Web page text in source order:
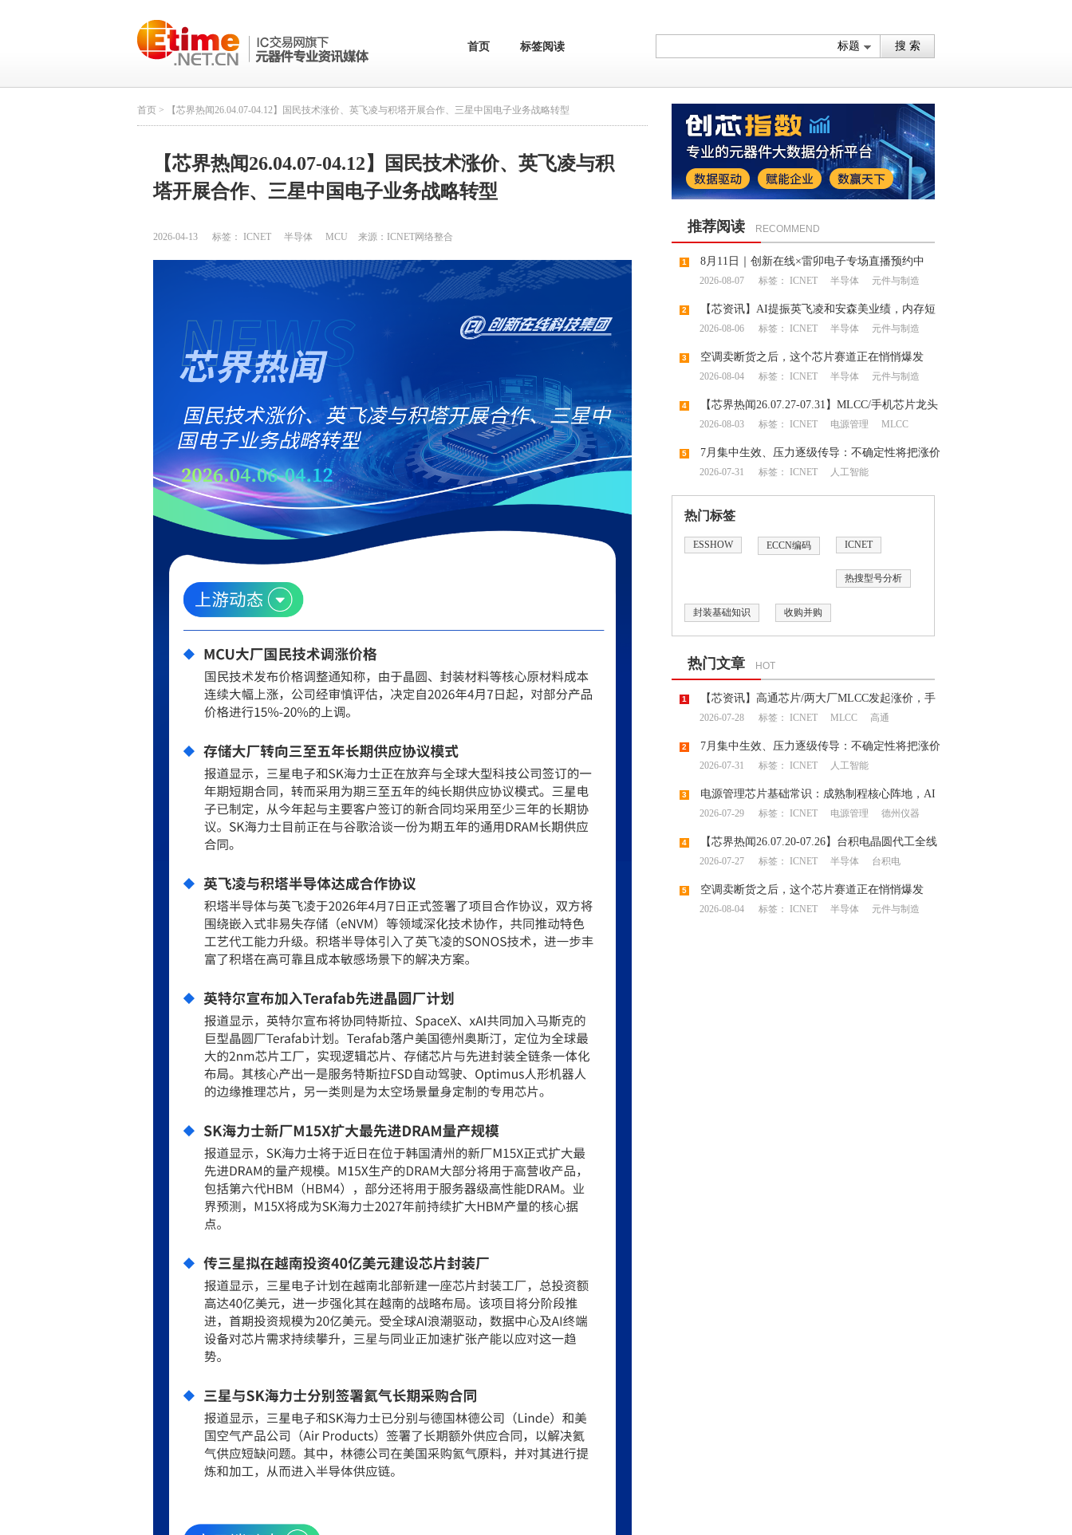
首页 标签阅读
首页 > 【芯界热闻26.04.07-04.12】国民技术涨价、英飞凌与积塔开展合作、三星中国电子业务战略转型
【芯界热闻26.04.07-04.12】国民技术涨价、英飞凌与积
塔开展合作、三星中国电子业务战略转型
2026-04-13 标签： ICNET 半导体 MCU 来源： ICNET网络整合
推荐阅读 RECOMMEND
1 8月11日｜创新在线×雷卯电子专场直播预约中
2026-08-07 标签： ICNET 半导体 元件与制造
2
【芯资讯】AI提振英飞凌和安森美业绩，内存短
缺预期延续至明年
2026-08-06 标签： ICNET 半导体 元件与制造
3 空调卖断货之后，这个芯片赛道正在悄悄爆发
2026-08-04 标签： ICNET 半导体 元件与制造
4
【芯界热闻26.07.27-07.31】MLCC/手机芯片龙头
领涨，地震牵动成熟制程半导体供应链
2026-08-03 标签： ICNET 电源管理 MLCC
5
7月集中生效、压力逐级传导：不确定性将把涨价
潮带向何处？
2026-07-31 标签： ICNET 人工智能
热门标签
ESSHOW ECCN编码 ICNET
热搜型号分析
封装基础知识 收购并购
热门文章 HOT
1
【芯资讯】高通芯片/两大厂MLCC发起涨价，手
机供应链产生上下游博弈
2026-07-28 标签： ICNET MLCC 高通
2
7月集中生效、压力逐级传导：不确定性将把涨价
潮带向何处？
2026-07-31 标签： ICNET 人工智能
3
电源管理芯片基础常识：成熟制程核心阵地，AI
时代“一飞冲天”
2026-07-29 标签： ICNET 电源管理 德州仪器
4
【芯界热闻26.07.20-07.26】台积电晶圆代工全线
调涨，意法/德仪业绩大幅提升
2026-07-27 标签： ICNET 半导体 台积电
5 空调卖断货之后，这个芯片赛道正在悄悄爆发
2026-08-04 标签： ICNET 半导体 元件与制造